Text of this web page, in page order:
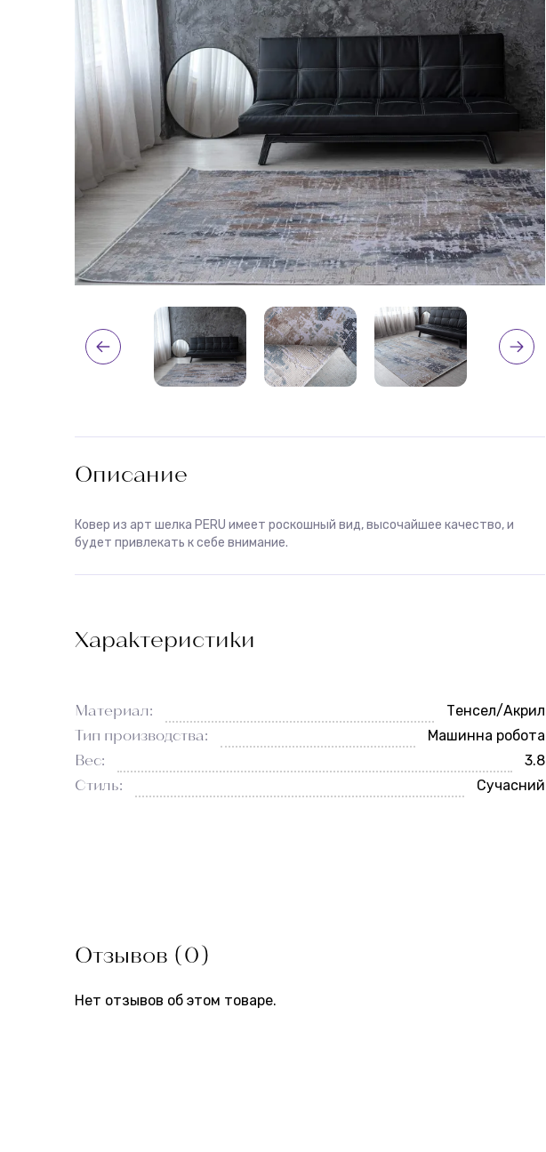
Описание
Ковер из арт шелка PERU имеет роскошный вид, высочайшее качество, и
будет привлекать к себе внимание.
Характеристики
Материал:
Тенсел/Акрил
Тип производства:
Машинна робота
Вес:
3.8
Стиль:
Сучасний
Отзывов (0)
Нет отзывов об этом товаре.